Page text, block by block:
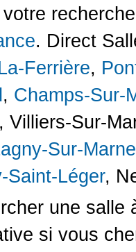
votre
. Direct
Ferrière,
, Champs-Sur-
Villiers-Sur-
Sur-Marne
Saint-Léger,
une salle
si vous